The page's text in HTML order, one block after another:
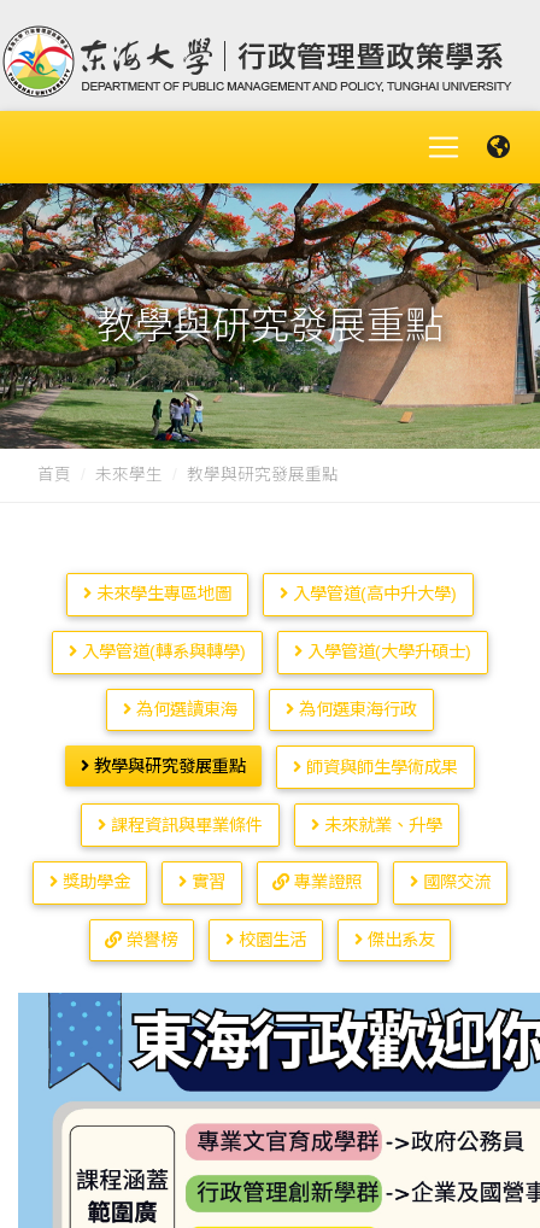
教學與研究發展重點
首頁 未來學生 教學與研究發展重點
未來學生專區地圖 入學管道(高中升大學)
入學管道(轉系與轉學) 入學管道(大學升碩士)
為何選讀東海 為何選東海行政
教學與研究發展重點 師資與師生學術成果
課程資訊與畢業條件 未來就業、升學
獎助學金 實習 專業證照 國際交流
榮譽榜 校園生活 傑出系友